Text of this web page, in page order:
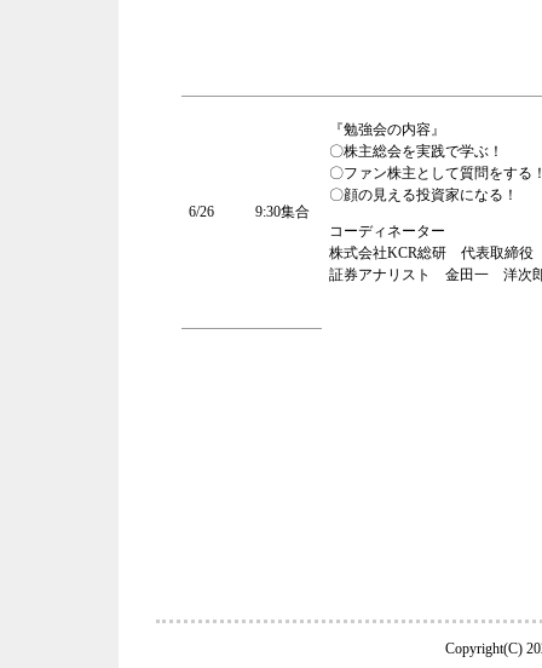
6/26 9:30集合
『勉強会の内容』
〇株主総会を実践で学ぶ！
〇ファン株主として質問を
〇顔の見える投資家になる！
コーディネーター
株式会社KCR総研 代表取締役
証券アナリスト 金田一 洋次
Copyright(C)